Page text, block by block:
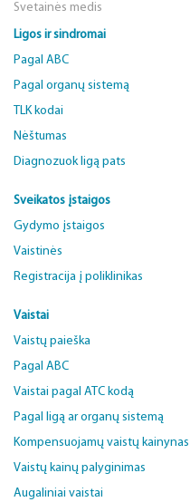
Svetainės medis
Ligos ir sindromai
Pagal ABC
Pagal organų sistemą
TLK kodai
Nėštumas
Diagnozuok ligą pats
Sveikatos įstaigos
Gydymo įstaigos
Vaistinės
Registracija į poliklinikas
Vaistai
Vaistų paieška
Pagal ABC
Vaistai pagal ATC kodą
Pagal ligą ar organų sistemą
Kompensuojamų vaistų kainynas
Vaistų kainų palyginimas
Augaliniai vaistai